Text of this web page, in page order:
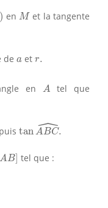
)
) enM
Met la tangente
de a
aet r.
r.
en A
A tel que
tan ˆ
ABC.
ABC^
AB]
A B] tel que :